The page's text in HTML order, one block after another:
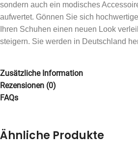
sondern auch ein modisches
aufwertet. Gönnen Sie sich
Ihren Schuhen einen neuen Look
steigern. Sie werden in Deutschland
Zusätzliche Information
Rezensionen (0)
FAQs
Ähnliche Produkte